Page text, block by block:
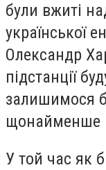
були вжиті
української
Олександр
підстанції
залишимося
щонайменше
У той час як